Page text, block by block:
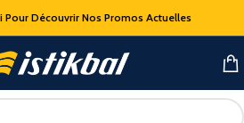
Pour Découvrir Nos Promos Actuelles